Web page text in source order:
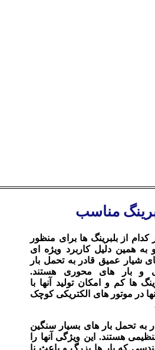
مناسب
کدام از بلبرینگ ها برای منظور
همین دلیل کاربرد ویژه‌ ای
شیار عمیق قادر به تحمل بار
و بار های محوری هستند.
ها کم و امکان تولید آنها با
در موتور های الکتریکی کوچک
به تحمل بار های بسیار سنگین
هستند. این ویژگی آنها را